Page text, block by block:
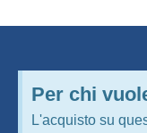
Per chi
L'acquisto su